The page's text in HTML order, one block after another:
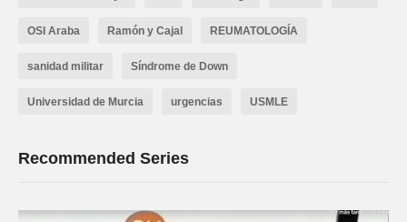
OSI Araba Ramón y Cajal REUMATOLOGÍA
sanidad militar Síndrome de Down
Universidad de Murcia urgencias USMLE
Recommended Series